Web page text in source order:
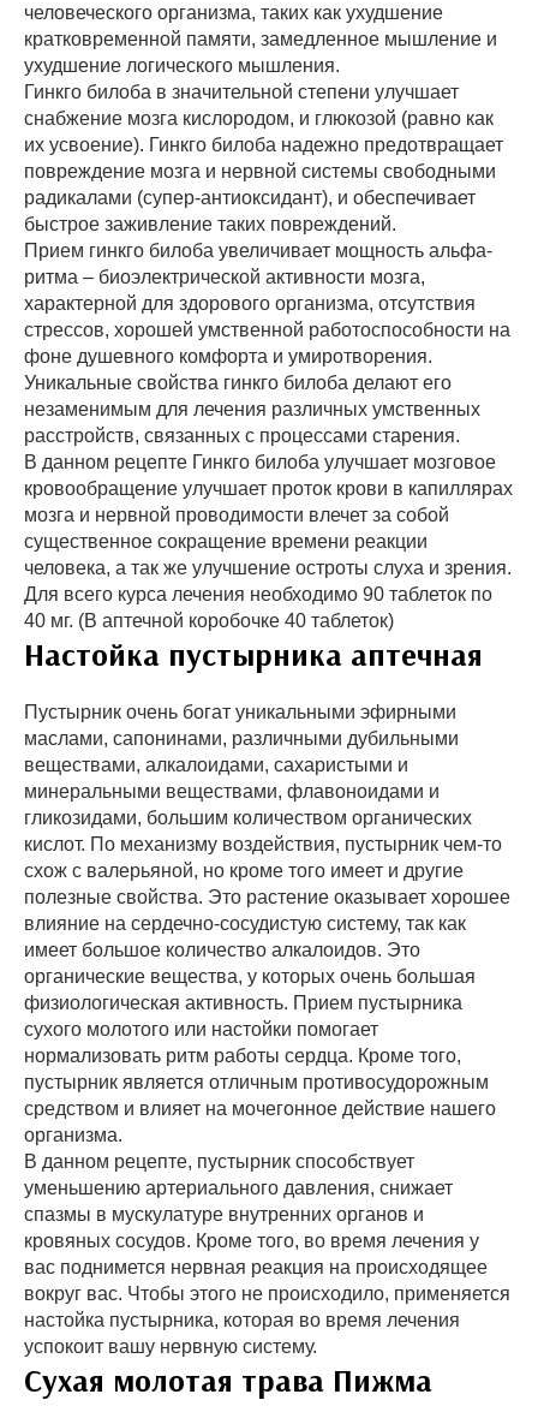
человеческого организма, таких как ухудшение
кратковременной памяти, замедленное мышление и
ухудшение логического мышления.
Гинкго билоба в значительной степени улучшает
снабжение мозга кислородом, и глюкозой (равно как
их усвоение). Гинкго билоба надежно предотвращает
повреждение мозга и нервной системы свободными
радикалами (супер-антиоксидант), и обеспечивает
быстрое заживление таких повреждений.
Прием гинкго билоба увеличивает мощность альфа-
ритма – биоэлектрической активности мозга,
характерной для здорового организма, отсутствия
стрессов, хорошей умственной работоспособности на
фоне душевного комфорта и умиротворения.
Уникальные свойства гинкго билоба делают его
незаменимым для лечения различных умственных
расстройств, связанных с процессами старения.
В данном рецепте Гинкго билоба улучшает мозговое
кровообращение улучшает проток крови в капиллярах
мозга и нервной проводимости влечет за собой
существенное сокращение времени реакции
человека, а так же улучшение остроты слуха и зрения.
Для всего курса лечения необходимо 90 таблеток по
40 мг. (В аптечной коробочке 40 таблеток)
Настойка пустырника аптечная
Пустырник очень богат уникальными эфирными
маслами, сапонинами, различными дубильными
веществами, алкалоидами, сахаристыми и
минеральными веществами, флавоноидами и
гликозидами, большим количеством органических
кислот. По механизму воздействия, пустырник чем-то
схож с валерьяной, но кроме того имеет и другие
полезные свойства. Это растение оказывает хорошее
влияние на сердечно-сосудистую систему, так как
имеет большое количество алкалоидов. Это
органические вещества, у которых очень большая
физиологическая активность. Прием пустырника
сухого молотого или настойки помогает
нормализовать ритм работы сердца. Кроме того,
пустырник является отличным противосудорожным
средством и влияет на мочегонное действие нашего
организма.
В данном рецепте, пустырник способствует
уменьшению артериального давления, снижает
спазмы в мускулатуре внутренних органов и
кровяных сосудов. Кроме того, во время лечения у
вас поднимется нервная реакция на происходящее
вокруг вас. Чтобы этого не происходило, применяется
настойка пустырника, которая во время лечения
успокоит вашу нервную систему.
Сухая молотая трава Пижма